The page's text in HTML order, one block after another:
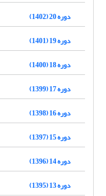
دوره 20 (1402)
دوره 19 (1401)
دوره 18 (1400)
دوره 17 (1399)
دوره 16 (1398)
دوره 15 (1397)
دوره 14 (1396)
دوره 13 (1395)